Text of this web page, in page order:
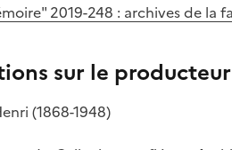
2019-248 : archives de la
sur le
(1868-1948)